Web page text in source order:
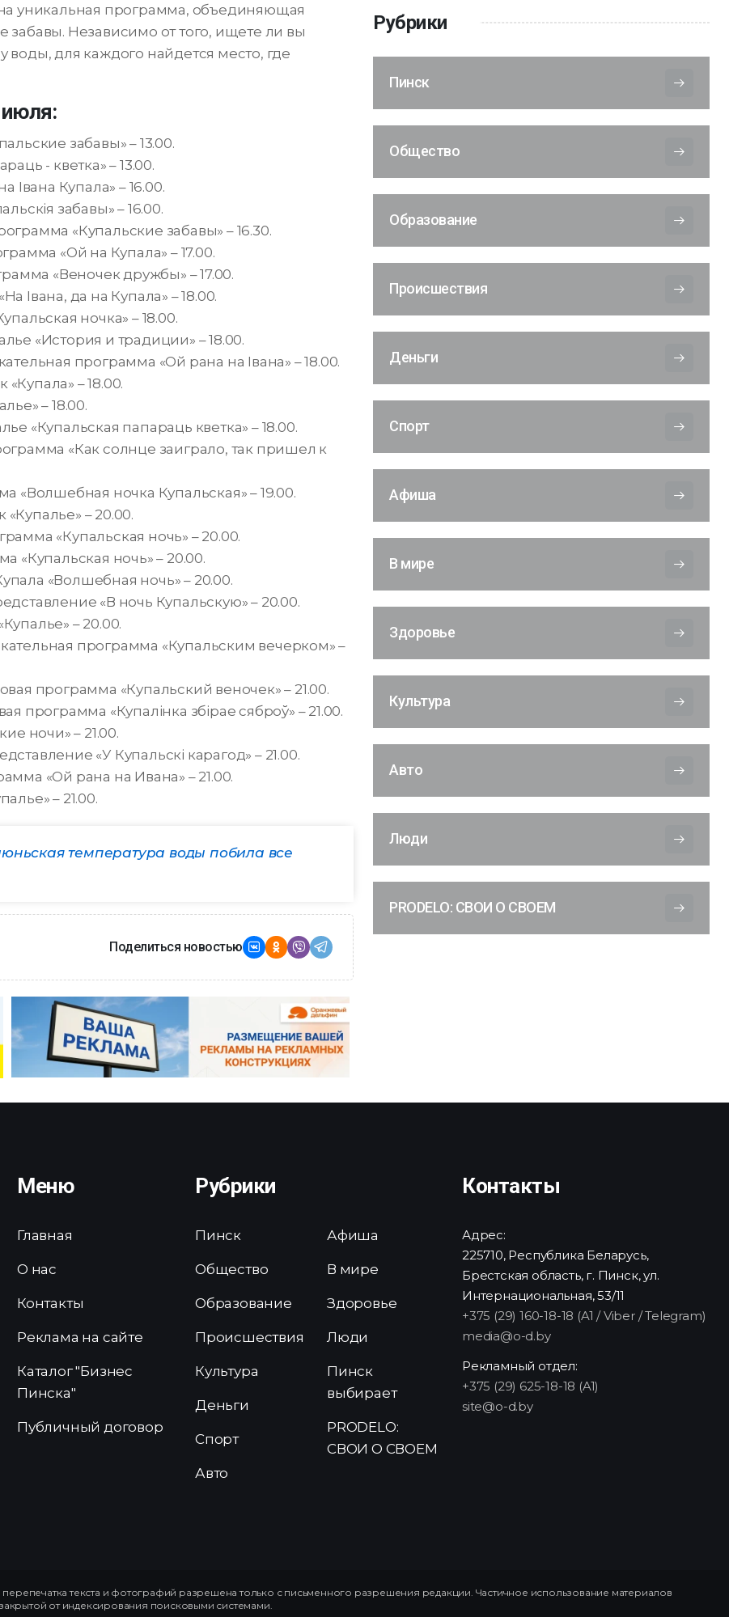
уникальная программа, объединяющая
Независимо от того, ищете ли вы
для каждого найдется место, где
июля:
забавы» – 13.00.
- кветка» – 13.00.
Івана Купала» – 16.00.
забавы» – 16.00.
«Купальские забавы» – 16.30.
«Ой на Купала» – 17.00.
«Веночек дружбы» – 17.00.
Івана, да на Купала» – 18.00.
ночка» – 18.00.
«История и традиции» – 18.00.
программа «Ой рана на Івана» – 18.00.
– 18.00.
– 18.00.
«Купальская папараць кветка» – 18.00.
«Как солнце заиграло, так пришел к
«Волшебная ночка Купальская» – 19.00.
– 20.00.
«Купальская ночь» – 20.00.
«Купальская ночь» – 20.00.
«Волшебная ночь» – 20.00.
«В ночь Купальскую» – 20.00.
– 20.00.
программа «Купальским вечерком» –
программа «Купальский веночек» – 21.00.
программа «Купалінка збірае сяброў» – 21.00.
ночи» – 21.00.
«У Купальскі карагод» – 21.00.
«Ой рана на Ивана» – 21.00.
– 21.00.
температура воды побила все
Поделиться новостью
Рубрики
Пинск
Общество
Образование
Происшествия
Деньги
Спорт
Афиша
В мире
Здоровье
Культура
Авто
Люди
PRODELO: СВОИ О СВОЕМ
Меню
Главная
О нас
Контакты
Реклама на сайте
Каталог "Бизнес
Пинска"
Публичный договор
Рубрики
Пинск
Общество
Образование
Происшествия
Культура
Деньги
Спорт
Авто
Афиша
В мире
Здоровье
Люди
Пинск
выбирает
PRODELO:
СВОИ О СВОЕМ
Контакты
Адрес:
225710, Республика Беларусь,
Брестская область, г. Пинск, ул.
Интернациональная, 53/11
+375 (29) 160-18-18 (A1 / Viber / Telegram)
media@o-d.by
Рекламный отдел:
+375 (29) 625-18-18 (A1)
site@o-d.by
текста и фотографий разрешена только с письменного разрешения редакции. Частичное использование материалов
от индексирования поисковыми системами.